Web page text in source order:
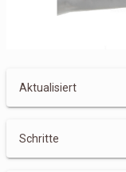
Aktualisiert
Schritte